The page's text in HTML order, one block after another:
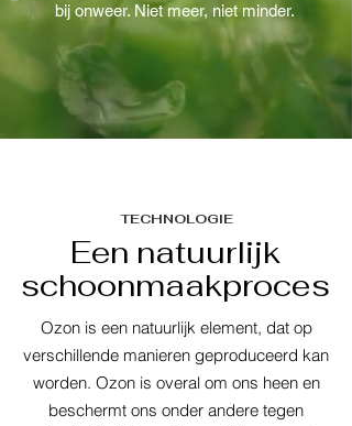
bij onweer. Niet meer, niet minder.
TECHNOLOGIE
Een natuurlijk
schoonmaakproces
Ozon is een natuurlijk element, dat op
verschillende manieren geproduceerd kan
worden. Ozon is overal om ons heen en
beschermt ons onder andere tegen